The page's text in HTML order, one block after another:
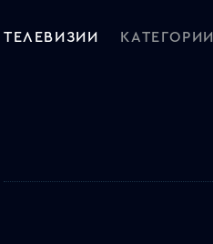
ТЕЛЕВИЗИИ КАТЕГОРИИ